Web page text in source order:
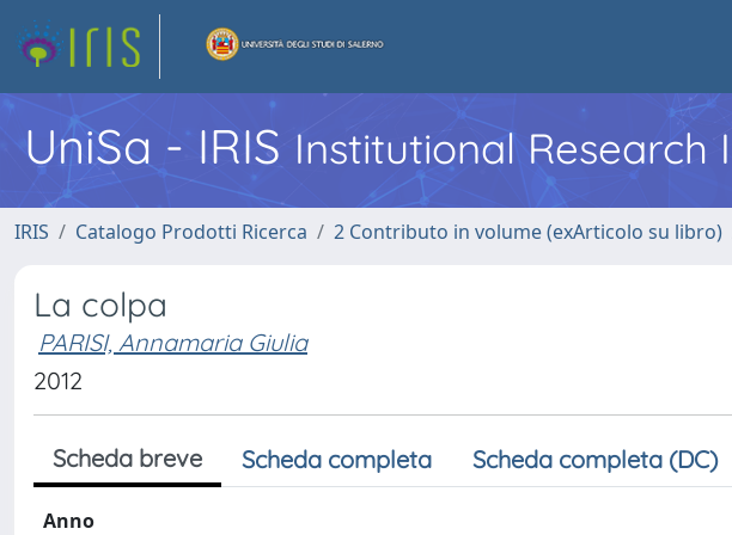
UniSa - IRIS Institutional
IRIS Catalogo Prodotti Ricerca 2 Contributo in volume (exArticolo su libro)
La colpa
PARISI, Annamaria Giulia
2012
Scheda breve Scheda completa Scheda completa (DC)
Anno